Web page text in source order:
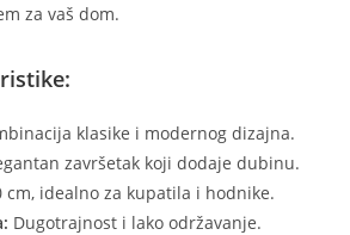
za vaš dom.
klasike i modernog dizajna.
završetak koji dodaje dubinu.
cm, idealno za kupatila i hodnike.
Dugotrajnost i lako održavanje.